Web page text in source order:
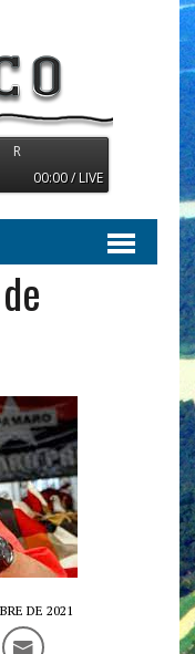
Orinoco - Transmitiendo
00:00 / LIVE
DE 2021